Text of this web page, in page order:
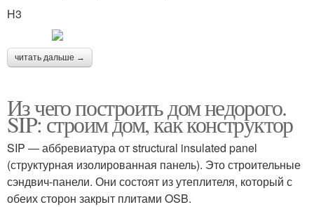
H3
читать дальше →
Из чего построить дом недорого.
SIP: строим дом, как конструктор
SIP ― аббревиатура от structural insulated panel
(структурная изолированная панель). Это строительные
сэндвич-панели. Они состоят из утеплителя, который с
обеих сторон закрыт плитами OSB.